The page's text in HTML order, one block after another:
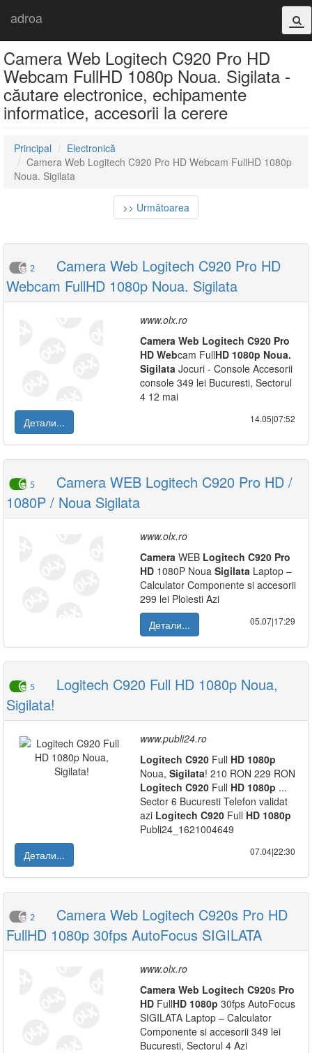
adroa
Camera Web Logitech C920 Pro HD
Webcam FullHD 1080p Noua. Sigilata -
căutare electronice, echipamente
informatice, accesorii la cerere
Principal
Electronică
Camera Web Logitech C920 Pro HD Webcam FullHD 1080p
Noua. Sigilata
>> Următoarea
2
Camera Web Logitech C920 Pro HD
Webcam FullHD 1080p Noua. Sigilata
www.olx.ro
Camera Web Logitech C920 Pro
HD Webcam FullHD 1080p Noua.
Sigilata Jocuri - Console Accesorii
console 349 lei Bucuresti, Sectorul
4 12 mai
Детали...
14.05|07:52
5
Camera WEB Logitech C920 Pro HD /
1080P / Noua Sigilata
www.olx.ro
Camera WEB Logitech C920 Pro
HD 1080P Noua Sigilata Laptop –
Calculator Componente si accesorii
299 lei Ploiesti Azi
Детали...
05.07|17:29
5
Logitech C920 Full HD 1080p Noua,
Sigilata!
www.publi24.ro
Logitech C920 Full HD 1080p
Noua, Sigilata! 210 RON 229 RON
Logitech C920 Full HD 1080p ...
Sector 6 Bucuresti Telefon validat
azi Logitech C920 Full HD 1080p
Publi24_1621004649
Детали...
07.04|22:30
2
Camera Web Logitech C920s Pro HD
FullHD 1080p 30fps AutoFocus SIGILATA
www.olx.ro
Camera Web Logitech C920s Pro
HD FullHD 1080p 30fps AutoFocus
SIGILATA Laptop – Calculator
Componente si accesorii 349 lei
Bucuresti, Sectorul 4 Azi